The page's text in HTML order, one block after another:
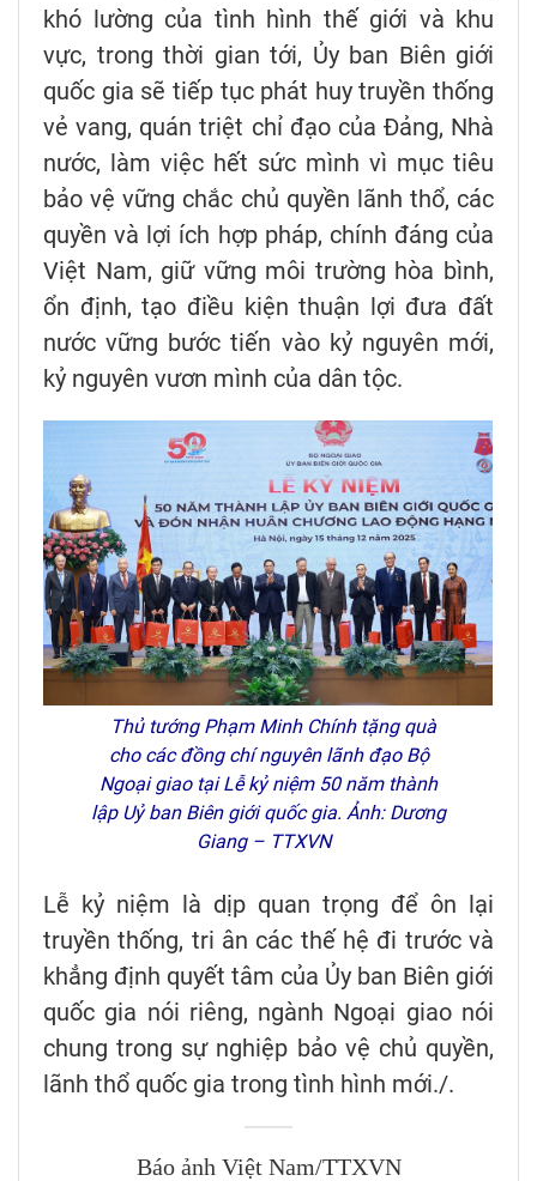
khó lường của tình hình thế giới và khu
vực, trong thời gian tới, Ủy ban Biên giới
quốc gia sẽ tiếp tục phát huy truyền thống
vẻ vang, quán triệt chỉ đạo của Đảng, Nhà
nước, làm việc hết sức mình vì mục tiêu
bảo vệ vững chắc chủ quyền lãnh thổ, các
quyền và lợi ích hợp pháp, chính đáng của
Việt Nam, giữ vững môi trường hòa bình,
ổn định, tạo điều kiện thuận lợi đưa đất
nước vững bước tiến vào kỷ nguyên mới,
kỷ nguyên vươn mình của dân tộc.
Thủ tướng Phạm Minh Chính tặng quà
cho các đồng chí nguyên lãnh đạo Bộ
Ngoại giao tại Lễ kỷ niệm 50 năm thành
lập Uỷ ban Biên giới quốc gia. Ảnh: Dương
Giang – TTXVN
Lễ kỷ niệm là dịp quan trọng để ôn lại
truyền thống, tri ân các thế hệ đi trước và
khẳng định quyết tâm của Ủy ban Biên giới
quốc gia nói riêng, ngành Ngoại giao nói
chung trong sự nghiệp bảo vệ chủ quyền,
lãnh thổ quốc gia trong tình hình mới./.
Báo ảnh Việt Nam/TTXVN